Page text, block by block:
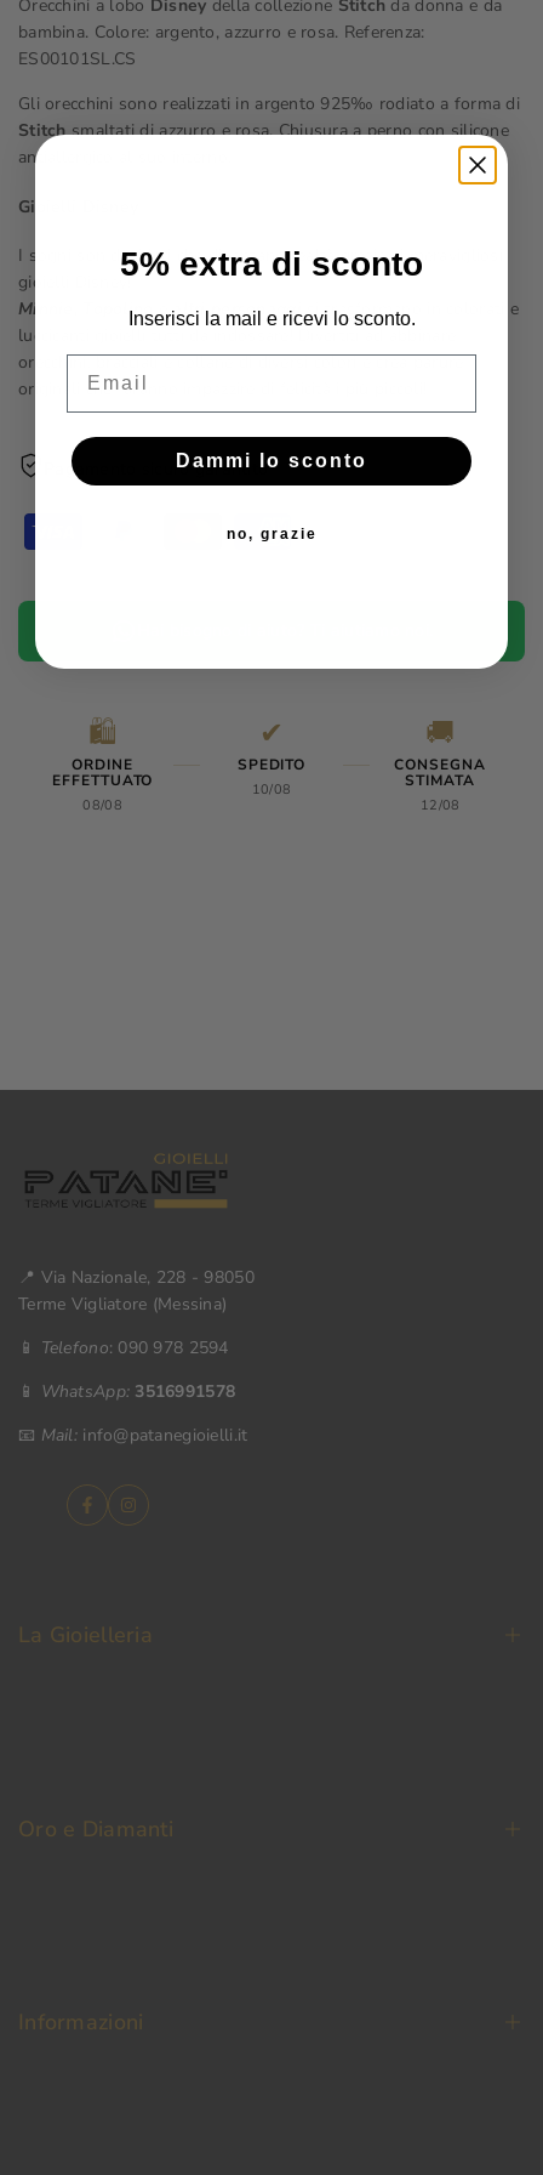
Orecchini a lobo Disney della collezione Stitch da donna e da
bambina. Colore: argento, azzurro e rosa. Referenza:
ES00101SL.CS
Gli orecchini sono realizzati in argento 925‰ rodiato a forma di
Stitchsmaltati di azzurro e rosa. Chiusura a perno con silicone
antiallergico al suo interno.
Gioielli Disney
I sogni son desideri che diventano realtà grazie ai meravigliosi
gioielli Disney!
Minnie,
Topolinoealtri personaggisi trasformano in colorati e
luccicanti gioielli tutti da indossare! Divertiti ad abbinare
orecchini, bracciali e collane di diversi colori e crea parure
originali che faranno impazzire di felicità i più piccoli!
Pagamento sicuro garantito
🛍️
ORDINE
EFFETTUATO
08/08
✔
SPEDITO
10/08
🚚
CONSEGNA
STIMATA
12/08
📍 Via Nazionale, 228 - 98050
Terme Vigliatore (Messina)
📱 Telefono: 090 978 2594
📱 WhatsApp: 3516991578
📧 Mail: info@patanegioielli.it
FacebookInstagram
La Gioielleria
Oro e Diamanti
Informazioni
5% extra di sconto
Inserisci la mail e ricevi lo sconto.
Dammi lo sconto
no, grazie